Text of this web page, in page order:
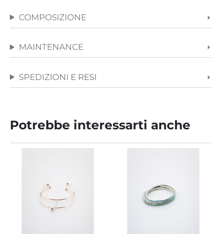
COMPOSIZIONE
MAINTENANCE
SPEDIZIONI E RESI
Potrebbe interessarti anche